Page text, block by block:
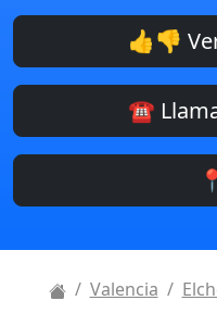
👍👎
☎️
Valencia